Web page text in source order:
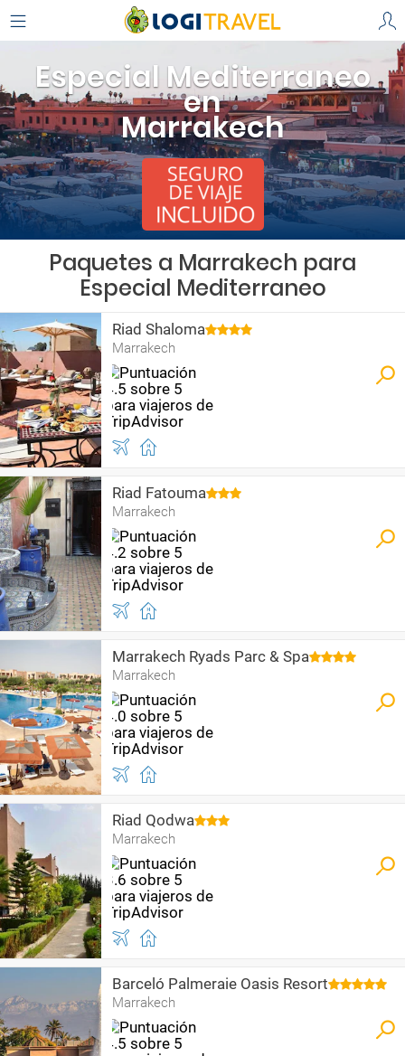
Especial Mediterraneo
en
Marrakech
Paquetes a Marrakech para
Especial Mediterraneo
Riad Shaloma
Marrakech
Riad Fatouma
Marrakech
Marrakech Ryads Parc & Spa
Marrakech
Riad Qodwa
Marrakech
Barceló Palmeraie Oasis Resort
Marrakech